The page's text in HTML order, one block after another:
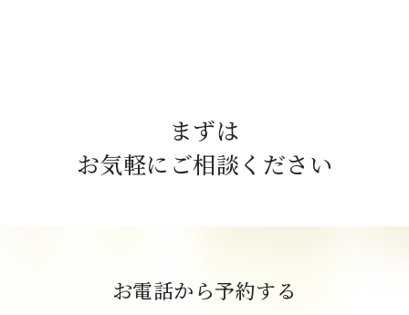
まずは
お気軽にご相談ください
お電話から予約する